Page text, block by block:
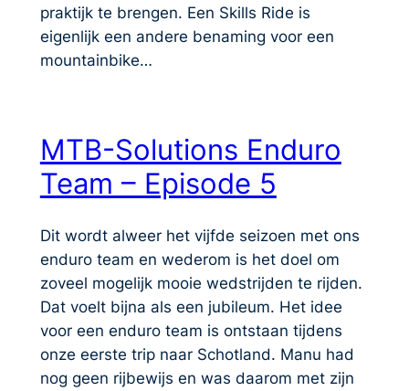
praktijk te brengen. Een Skills Ride is
eigenlijk een andere benaming voor een
mountainbike…
MTB-Solutions Enduro
Team – Episode 5
Dit wordt alweer het vijfde seizoen met ons
enduro team en wederom is het doel om
zoveel mogelijk mooie wedstrijden te rijden.
Dat voelt bijna als een jubileum. Het idee
voor een enduro team is ontstaan tijdens
onze eerste trip naar Schotland. Manu had
nog geen rijbewijs en was daarom met zijn